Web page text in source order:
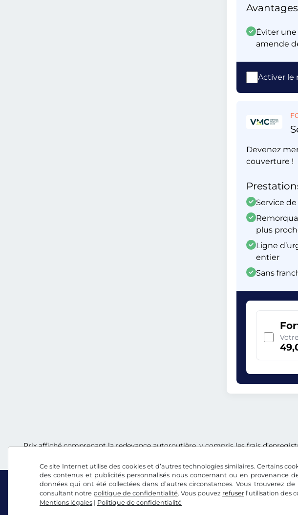
Ce site Internet utilise des cookies et d’autres technologies similaires. Certains
des contenus et publicités personnalisés nous concernant ou en provenance
données qui ont été collectées dans d’autres circonstances. Vous trouverez
consultant notre politique de confidentialité. Vous pouvez refuser l’utilisation des
Mentions légales | Politique de confidentialité
Avantages
Éviter
amende
Activer le
Devenez
couverture !
Service
plus
Ligne
entier
Sans
Prix affiché comprenant la redevance autoroutière, y compris les frais